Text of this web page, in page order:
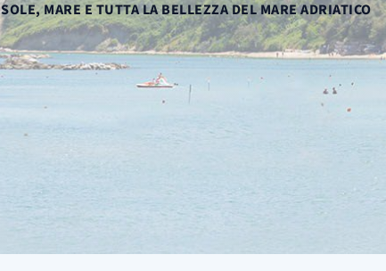
SOLE, MARE E TUTTA LA BELLEZZA DEL MARE ADRIATICO